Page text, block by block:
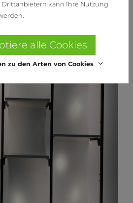
Drittanbietern kann Ihre Nutzung
alle Cookies
zu den Arten von Cookies